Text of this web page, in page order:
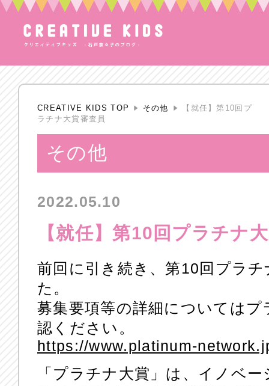
CREATIVE KIDS TOP その他
【就任】第10回プ
ラチナ大賞審査員
その他
2022.05.10
【就任】第10回プラチナ
前回に引き続き、第10回プラ
た。
募集要項等の詳細については
認ください。
https://www.platinum-
「プラチナ大賞」は、イノベ